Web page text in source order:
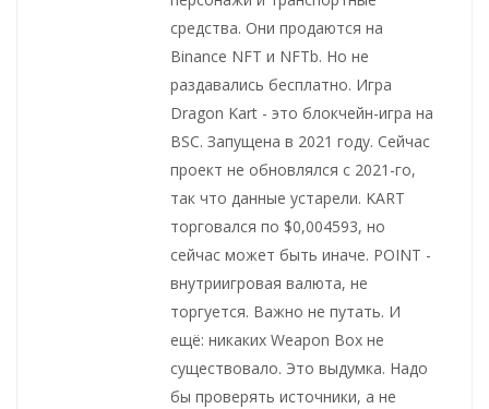
средства. Они продаются на
Binance NFT и NFTb. Но не
раздавались бесплатно. Игра
Dragon Kart - это блокчейн-игра на
BSC. Запущена в 2021 году. Сейчас
проект не обновлялся с 2021-го,
так что данные устарели. KART
торговался по $0,004593, но
сейчас может быть иначе. POINT -
внутриигровая валюта, не
торгуется. Важно не путать. И
ещё: никаких Weapon Box не
существовало. Это выдумка. Надо
бы проверять источники, а не